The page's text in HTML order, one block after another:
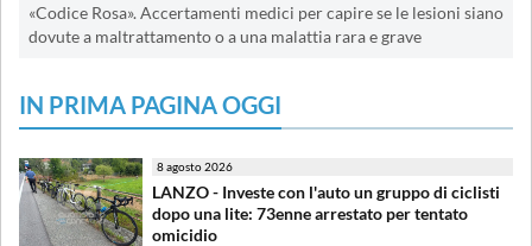
«Codice Rosa». Accertamenti medici per capire se le lesioni siano
dovute a maltrattamento o a una malattia rara e grave
IN PRIMA PAGINA OGGI
8 agosto 2026
LANZO - Investe con l'auto un gruppo di ciclisti
dopo una lite: 73enne arrestato per tentato
omicidio